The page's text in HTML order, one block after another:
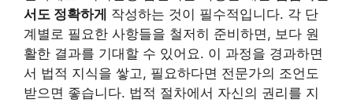
서도 정확하게 작성하는 것이 필수적입니다. 각 단
계별로 필요한 사항들을 철저히 준비하면, 보다 원
활한 결과를 기대할 수 있어요. 이 과정을 경과하면
서 법적 지식을 쌓고, 필요하다면 전문가의 조언도
받으면 좋습니다. 법적 절차에서 자신의 권리를 지